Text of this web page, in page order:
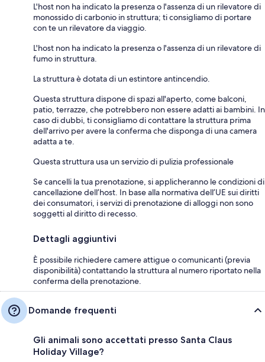
L'host non ha indicato la presenza o l'assenza di un rilevatore di
monossido di carbonio in struttura; ti consigliamo di portare
con te un rilevatore da viaggio.
L'host non ha indicato la presenza o l'assenza di un rilevatore di
fumo in struttura.
La struttura è dotata di un estintore antincendio.
Questa struttura dispone di spazi all'aperto, come balconi,
patio, terrazze, che potrebbero non essere adatti ai bambini. In
caso di dubbi, ti consigliamo di contattare la struttura prima
dell'arrivo per avere la conferma che disponga di una camera
adatta a te.
Questa struttura usa un servizio di pulizia professionale
Se cancelli la tua prenotazione, si applicheranno le condizioni di
cancellazione dell’host. In base alla normativa dell’UE sui diritti
dei consumatori, i servizi di prenotazione di alloggi non sono
soggetti al diritto di recesso.
Dettagli aggiuntivi
È possibile richiedere camere attigue o comunicanti (previa
disponibilità) contattando la struttura al numero riportato nella
conferma della prenotazione.
Domande frequenti
Gli animali sono accettati presso Santa Claus
Holiday Village?